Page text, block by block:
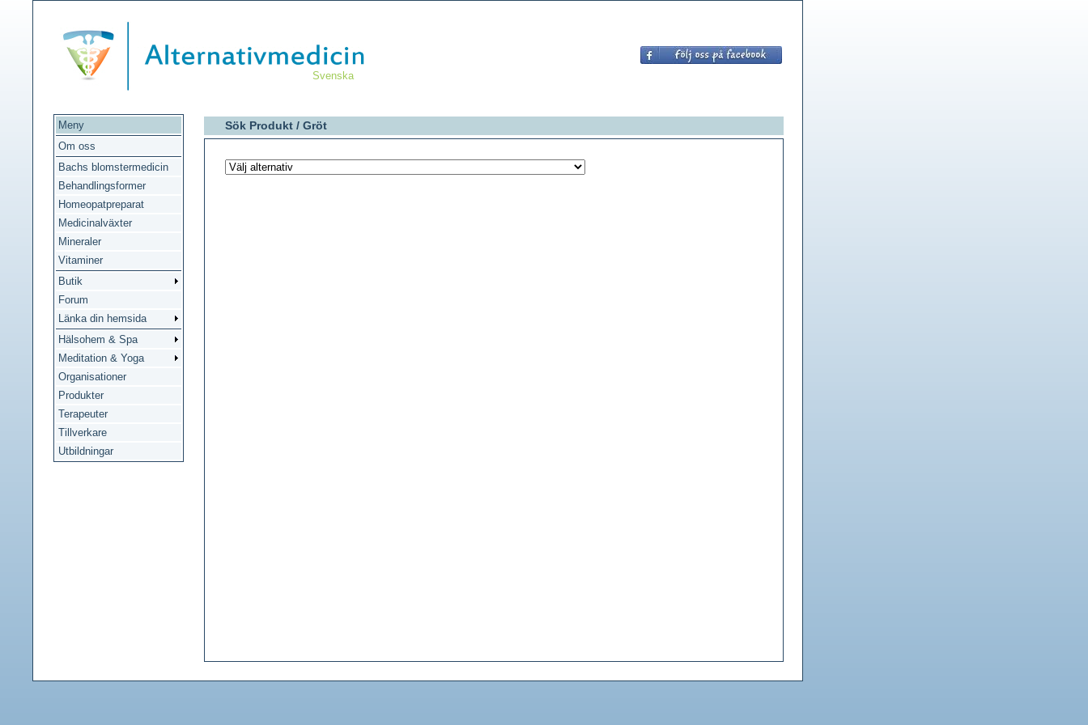
Svenska
Meny
Om oss
Bachs blomstermedicin
Behandlingsformer
Homeopatpreparat
Medicinalväxter
Mineraler
Vitaminer
Butik
Forum
Länka din hemsida
Hälsohem & Spa
Meditation & Yoga
Organisationer
Produkter
Terapeuter
Tillverkare
Utbildningar
Sök Produkt / Gröt